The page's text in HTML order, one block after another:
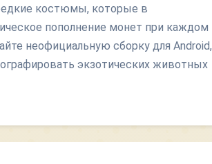
костюмы, которые в
пополнение монет при каждом
неофициальную сборку для Android,
экзотических животных